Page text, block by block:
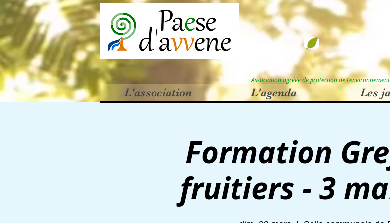
Association agréée de protection de l'environnement
L'association L'agenda Les
Formation
fruitiers - 3